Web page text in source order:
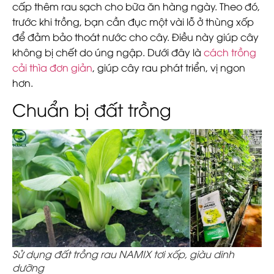
cấp thêm rau sạch cho bữa ăn hàng ngày. Theo đó,
trước khi trồng, bạn cần đục một vài lỗ ở thùng xốp
để đảm bảo thoát nước cho cây. Điều này giúp cây
không bị chết do úng ngập. Dưới đây là cách trồng
cải thìa đơn giản, giúp cây rau phát triển, vị ngon
hơn.
Chuẩn bị đất trồng
Sử dụng đất trồng rau NAMIX tơi xốp, giàu dinh
dưỡng